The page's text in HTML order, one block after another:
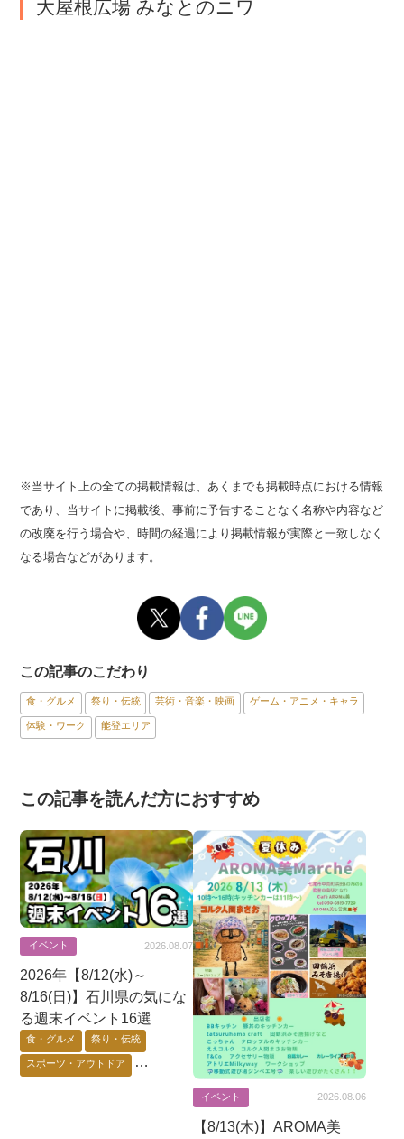
大屋根広場 みなとのニワ
※当サイト上の全ての掲載情報は、あくまでも掲載時点における情報
であり、当サイトに掲載後、事前に予告することなく名称や内容など
の改廃を行う場合や、時間の経過により掲載情報が実際と一致しなく
なる場合などがあります。
この記事のこだわり
食・グルメ 祭り・伝統 芸術・音楽・映画 ゲーム・アニメ・キャラ
体験・ワーク 能登エリア
この記事を読んだ方におすすめ
イベント 2026.08.07
2026年【8/12(水)～
8/16(日)】石川県の気にな
る週末イベント16選
食・グルメ 祭り・伝統
スポーツ・アウトドア
イベント 2026.08.06
【8/13(木)】AROMA美